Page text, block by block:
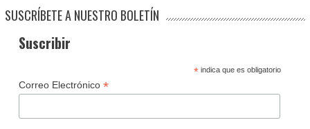
SUSCRÍBETE A NUESTRO BOLETÍN
Suscribir
*indica que es obligatorio
Correo Electrónico *